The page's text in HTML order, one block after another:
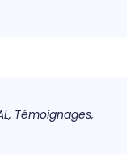
, Témoignages,